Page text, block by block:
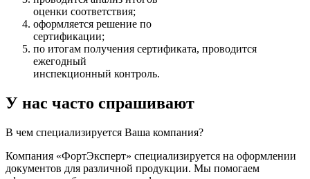
оценки соответствия;
оформляется решение по
сертификации;
по итогам получения сертификата, проводится
ежегодный
инспекционный контроль.
У нас часто спрашивают
В чем специализируется Ваша компания?
Компания «ФортЭксперт» специализируется на оформлении
документов для различной продукции. Мы помогаем